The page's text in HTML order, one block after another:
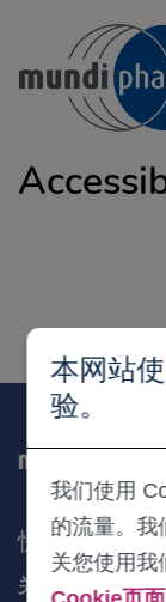
本网站
验。
我们使用
的流量。我
关您使用我
content
快速链接
关于我们